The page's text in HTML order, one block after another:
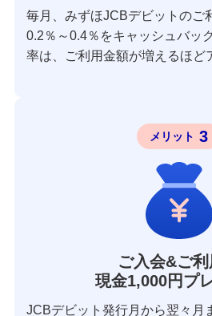
毎月、みずほJCBデビットのご
0.2％～0.4％をキャッシュバッ
率は、ご利用金額が増えるほど
メリット 3
ご入会&ご
現金1,000円プ
JCBデビット発行月から翌々月